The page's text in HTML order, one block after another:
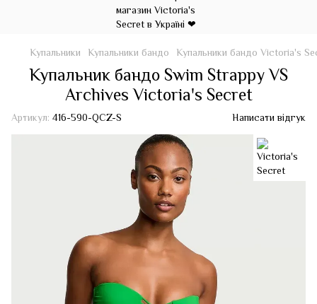
Купальники Купальники бандо Купальники бандо Victoria's
Купальник бандо Swim Strappy VS
Archives Victoria's Secret
Артикул: 416-590-QCZ-S Написати відгук